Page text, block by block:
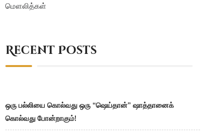
மௌலித்கள்
Recent Posts
ஒரு பல்லியை கொல்வது ஒரு “ஷெய்தான்” ஷாத்தானைக்
கொல்வது போன்றாகும்!